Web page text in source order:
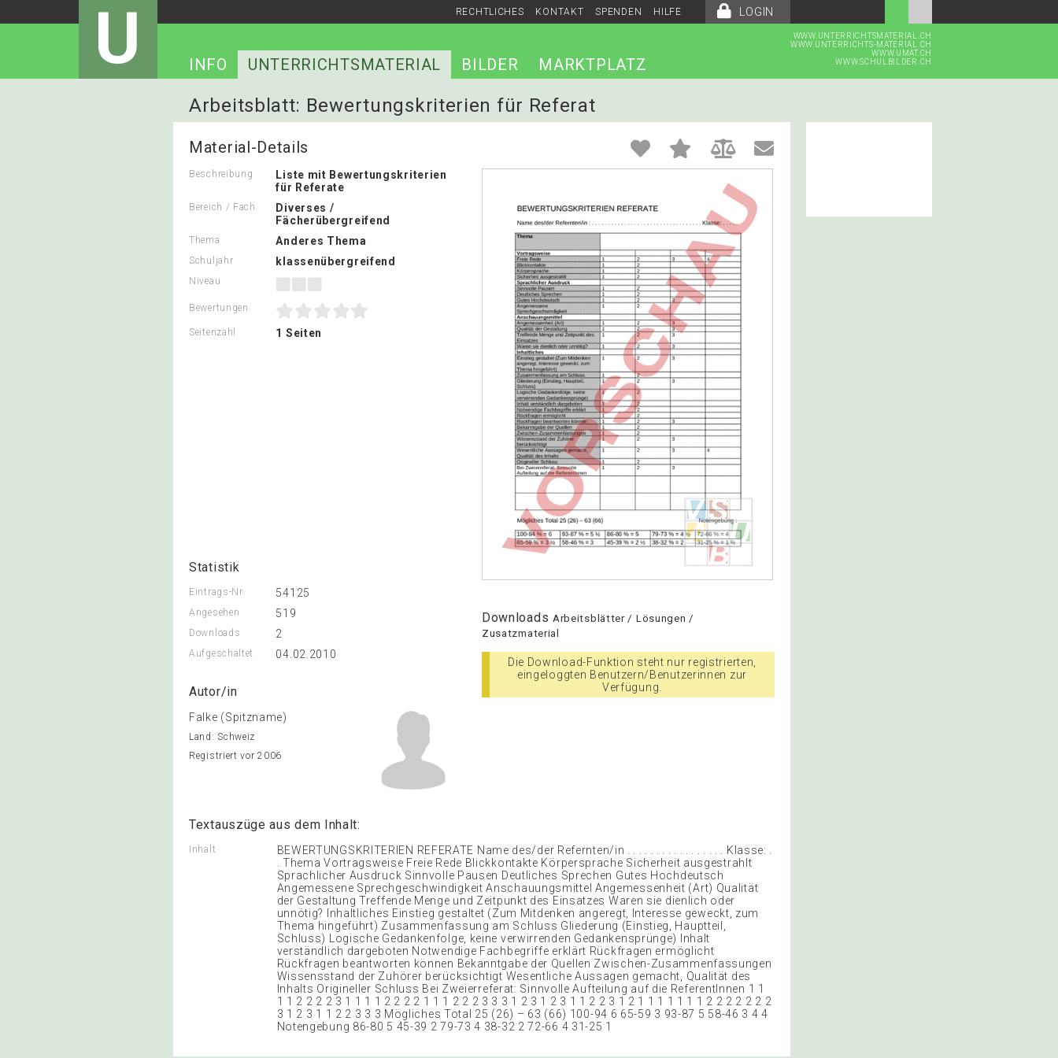
LOGIN
RECHTLICHES KONTAKT SPENDEN HILFE
U
WWW.UNTERRICHTSMATERIAL.CH
WWW.UNTERRICHTS-MATERIAL.CH
WWW.UMAT.CH
WWW.SCHULBILDER.CH
INFO UNTERRICHTSMATERIAL BILDER MARKTPLATZ
Arbeitsblatt: Bewertungskriterien für Referat
Material-Details
Beschreibung
Liste mit Bewertungskriterien
für Referate
Bereich / Fach
Diverses /
Fächerübergreifend
Thema Anderes Thema
Schuljahr klassenübergreifend
Niveau
Bewertungen
Seitenzahl 1 Seiten
Statistik
Eintrags-Nr. 54125
Angesehen 519
Downloads 2
Aufgeschaltet 04.02.2010
Autor/in
Falke (Spitzname)
Land: Schweiz
Registriert vor 2006
Downloads Arbeitsblätter / Lösungen /
Zusatzmaterial
Die Download-Funktion steht nur registrierten,
eingeloggten Benutzern/Benutzerinnen zur
Verfügung.
Textauszüge aus dem Inhalt:
Inhalt
BEWERTUNGSKRITERIEN REFERATE Name des/der Refernten/in . . . . . . . . . . . . . . . . . Klasse: .
. Thema Vortragsweise Freie Rede Blickkontakte Körpersprache Sicherheit ausgestrahlt
Sprachlicher Ausdruck Sinnvolle Pausen Deutliches Sprechen Gutes Hochdeutsch
Angemessene Sprechgeschwindigkeit Anschauungsmittel Angemessenheit (Art) Qualität
der Gestaltung Treffende Menge und Zeitpunkt des Einsatzes Waren sie dienlich oder
unnötig? Inhaltliches Einstieg gestaltet (Zum Mitdenken angeregt, Interesse geweckt, zum
Thema hingeführt) Zusammenfassung am Schluss Gliederung (Einstieg, Hauptteil,
Schluss) Logische Gedankenfolge, keine verwirrenden Gedankensprünge) Inhalt
verständlich dargeboten Notwendige Fachbegriffe erklärt Rückfragen ermöglicht
Rückfragen beantworten können Bekanntgabe der Quellen Zwischen-Zusammenfassungen
Wissensstand der Zuhörer berücksichtigt Wesentliche Aussagen gemacht, Qualität des
Inhalts Origineller Schluss Bei Zweierreferat: Sinnvolle Aufteilung auf die ReferentInnen 1 1
1 1 2 2 2 2 3 1 1 1 1 2 2 2 2 1 1 1 2 2 2 3 3 3 1 2 3 1 2 3 1 1 2 2 3 1 2 1 1 1 1 1 1 1 2 2 2 2 2 2 2
3 1 2 3 1 1 2 2 3 3 3 Mögliches Total 25 (26) – 63 (66) 100-94 6 65-59 3 93-87 5 58-46 3 4 4
Notengebung 86-80 5 45-39 2 79-73 4 38-32 2 72-66 4 31-25 1